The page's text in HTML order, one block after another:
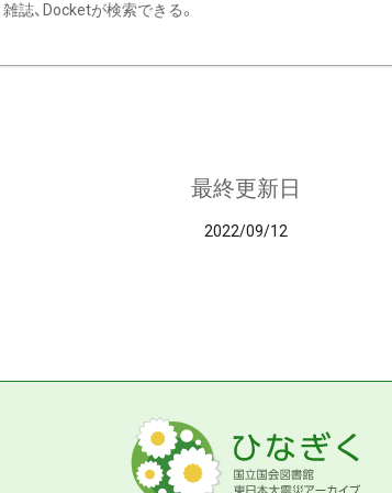
雑誌、Docketが検索できる。
最終更新日
2022/09/12